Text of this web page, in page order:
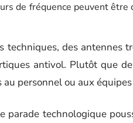
de fréquence peuvent
techniques, des antennes
antivol. Plutôt que
au personnel ou aux
parade technologique